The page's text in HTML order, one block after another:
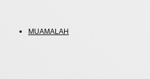
MUAMALAH